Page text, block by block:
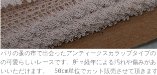
パリの蚤の市で出会ったアンティークスカラップタイプ
の可愛らしいレースです。所々経年による汚れや傷みが
いいただけます。 50cm単位でカット販売させて頂